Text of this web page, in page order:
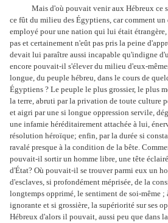
Mais d'où pouvait venir aux Hébreux ce
ce fût du milieu des Égyptiens, car comment
employé pour une nation qui lui était
pas et certainement n'eût pas pris la peine
devait lui paraître aussi incapable qu'indigne
encore pouvait-il s'élever du milieu d'eux-
longue, du peuple hébreu, dans le cours de
Égyptiens ? Le peuple le plus grossier, le plus
la terre, abruti par la privation de toute culture
et aigri par une si longue oppression servile,
une infamie héréditairement attachée à lui,
résolution héroïque; enfin, par la durée si
ravalé presque à la condition de la bête.
pouvait-il sortir un homme libre, une tête
d'État? Où pouvait-il se trouver parmi eux un
d'esclaves, si profondément méprisée, de la
longtemps opprimé, le sentiment de soi-même ;
ignorante et si grossière, la supériorité sur ses
Hébreux d'alors il pouvait, aussi peu que dans